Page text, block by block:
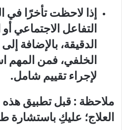
إذا لاحظت تأخرًا في
التفاعل الاجتماعي
الدقيقة، بالإضافة
الخلفي، فمن المهم
لإجراء تقييم شامل.
ملاحظة : قبل تطبيق هذه
العلاج؛ عليكِ